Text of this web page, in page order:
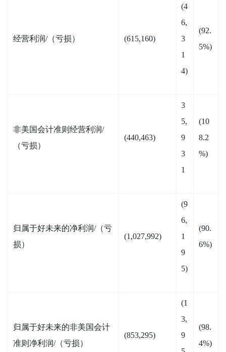
经营利润/（亏损） (615,160)
(4
6,
3
1
4)
(92.
5%)
非美国会计准则经营利润/
（亏损）
(440,463)
3
5,
9
3
1
(10
8.2
%)
归属于好未来的净利润/（亏
损）
(1,027,992)
(9
6,
1
9
5)
(90.
6%)
归属于好未来的非美国会计
准则净利润/（亏损）
(853,295)
(1
3,
9
(98.
4%)